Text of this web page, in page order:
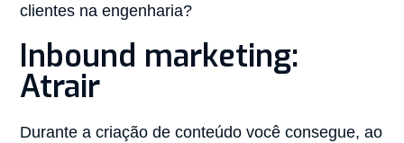
clientes na engenharia?
Inbound marketing:
Atrair
Durante a criação de conteúdo você consegue, ao